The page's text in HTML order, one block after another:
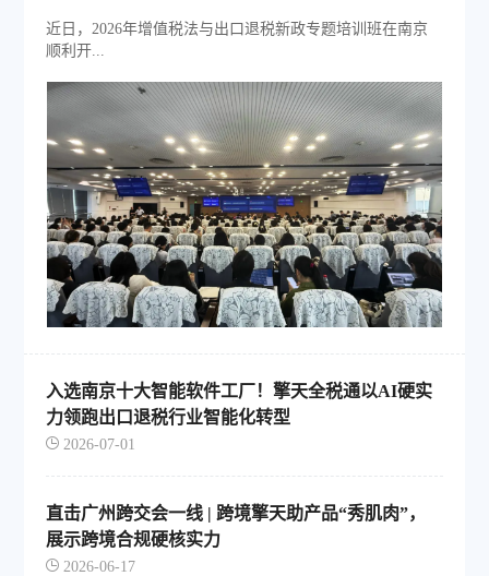
近日，2026年增值税法与出口退税新政专题培训班在南京
顺利开...
入选南京十大智能软件工厂！擎天全税通以AI硬实
力领跑出口退税行业智能化转型
2026-07-01
直击广州跨交会一线 | 跨境擎天助产品“秀肌肉”，
展示跨境合规硬核实力
2026-06-17